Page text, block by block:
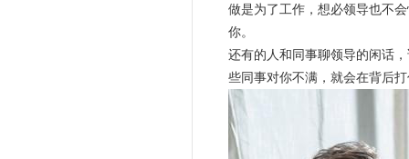
做是为了工作，想必领导也不
你。
还有的人和同事聊领导的闲话
些同事对你不满，就会在背后